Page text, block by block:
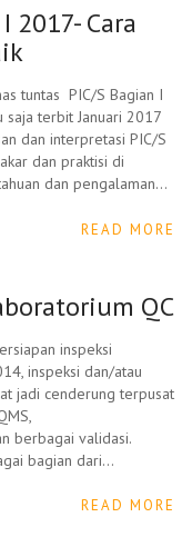
2017- Cara
tuntas PIC/S Bagian I
saja terbit Januari 2017
dan interpretasi PIC/S
dan praktisi di
dan pengalaman…
READ MORE
QC
inspeksi
inspeksi dan/atau
jadi cenderung terpusat
berbagai validasi.
bagian dari…
READ MORE